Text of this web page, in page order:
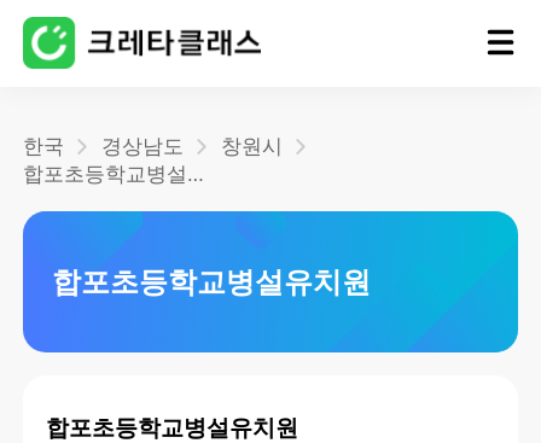
블로그
한국 경상남도
창원시
합포초등학교병설유치원
합포초등학교병설유치원
합포초등학교병설유치원